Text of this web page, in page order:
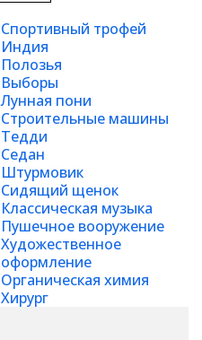
Спортивный трофей
Индия
Полозья
Выборы
Лунная пони
Строительные машины
Тедди
Седан
Штурмовик
Сидящий щенок
Классическая музыка
Пушечное вооружение
Художественное
оформление
Органическая химия
Хирург